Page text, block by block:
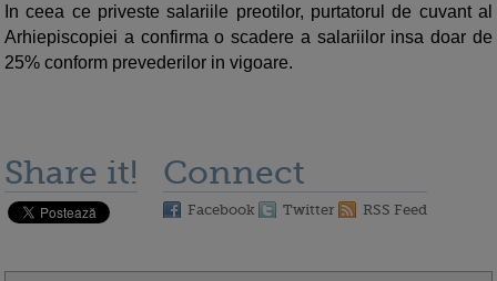
In ceea ce priveste salariile preotilor, purtatorul de cuvant al
Arhiepiscopiei a confirma o scadere a salariilor insa doar de
25% conform prevederilor in vigoare.
Share it! Connect
Facebook Twitter RSS Feed